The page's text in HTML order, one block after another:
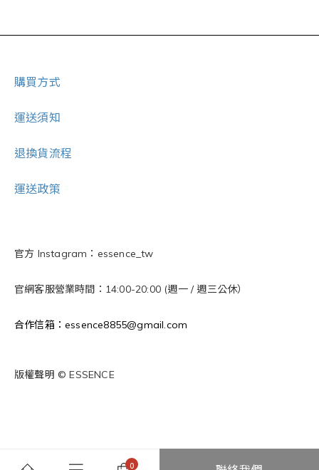
購買方式
運送須知
退換貨流程
運送政策
官方 Instagram：essence_tw
官網客服營業時間：14:00-20:00 (週一 / 週三公休）
合作信箱：essence8855@gmail.com
版權聲明 © ESSENCE